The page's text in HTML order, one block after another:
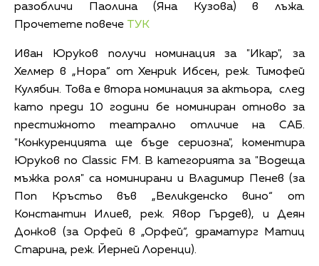
разобличи Паолина (Яна Кузова) в лъжа.
Прочетете повече ТУК
Иван Юруков получи номинация за "Икар", за
Хелмер в „Нора“ от Хенрик Ибсен, реж. Тимофей
Кулябин. Това е втора номинация за актьора, след
като преди 10 години бе номиниран отново за
престижното театрално отличие на САБ.
"Конкуренцията ще бъде сериозна", коментира
Юруков по Classic FM. В категорията за "Водеща
мъжка роля" са номинирани и Владимир Пенев (за
Поп Кръстьо във „Великденско вино“ от
Константин Илиев, реж. Явор Гърдев), и Деян
Донков (за Орфей в „Орфей“, драматург Матиц
Старина, реж. Йерней Лоренци).